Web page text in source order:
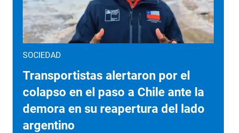
SOCIEDAD
Transportistas alertaron por el
colapso en el paso a Chile ante la
demora en su reapertura del lado
argentino